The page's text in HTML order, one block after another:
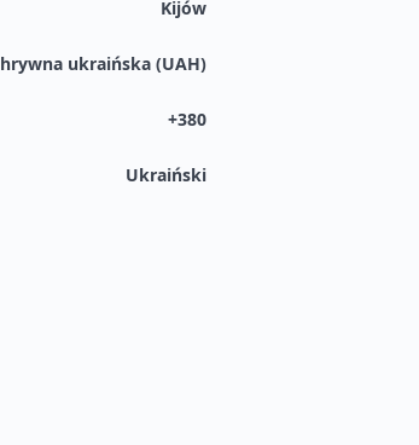
Kijów
hrywna ukraińska (UAH)
+380
Ukraiński